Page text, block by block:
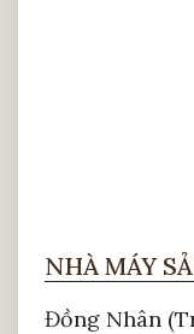
NHÀ MÁY
Đồng Nhân